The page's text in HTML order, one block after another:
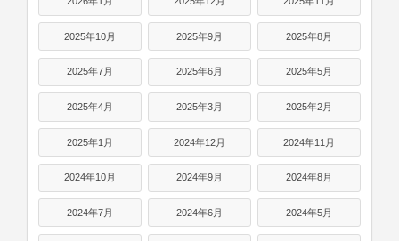
2025年10月 2025年9月 2025年8月
2025年7月 2025年6月 2025年5月
2025年4月 2025年3月 2025年2月
2025年1月 2024年12月 2024年11月
2024年10月 2024年9月 2024年8月
2024年7月 2024年6月 2024年5月